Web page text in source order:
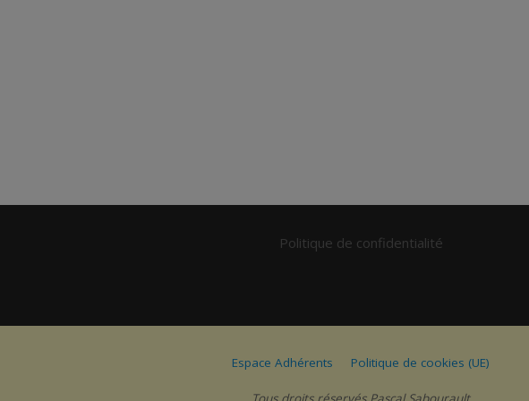
Politique de confidentialité
Espace Adhérents Politique de cookies (UE)